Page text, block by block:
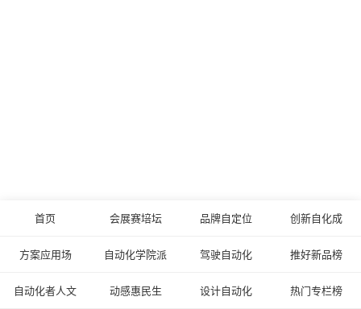
首页 会展赛培坛 品牌自定位 创新自化成
方案应用场 自动化学院派 驾驶自动化 推好新品榜
自动化者人文 动感惠民生 设计自动化 热门专栏榜